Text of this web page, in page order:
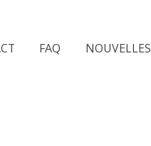
FAQ NOUVELLES